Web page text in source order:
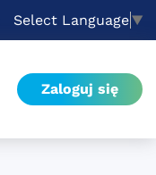
Select Language▼
Zaloguj się